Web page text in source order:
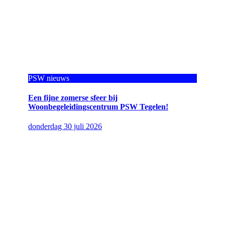
PSW nieuws
Een fijne zomerse sfeer bij
Woonbegeleidingscentrum PSW Tegelen!
donderdag 30 juli 2026